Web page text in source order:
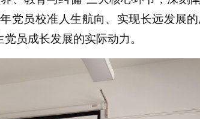
党员校准人生航向、实现长远发展
员成长发展的实际动力。